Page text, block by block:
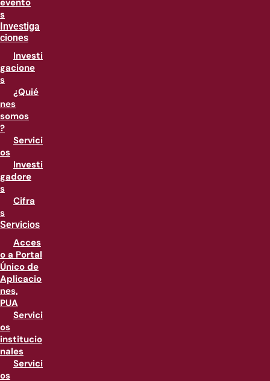
evento
s
Investiga
ciones
Investi
gacione
s
¿Quié
nes
somos
?
Servici
os
Investi
gadore
s
Cifra
s
Servicios
Acces
o a Portal
Único de
Aplicacio
nes,
PUA
Servici
os
institucio
nales
Servici
os